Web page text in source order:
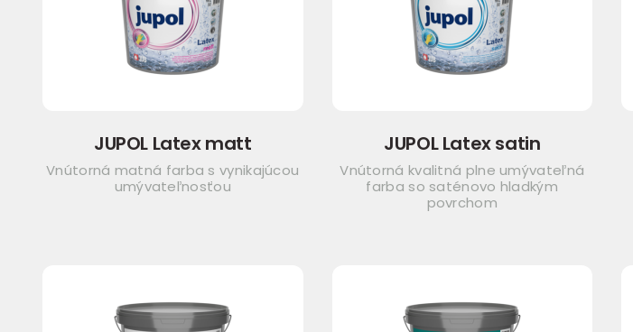
JUPOL Latex matt
Vnútorná matná farba s vynikajúcou
umývateľnosťou
JUPOL Latex satin
Vnútorná kvalitná plne umývateľná
farba so saténovo hladkým
povrchom